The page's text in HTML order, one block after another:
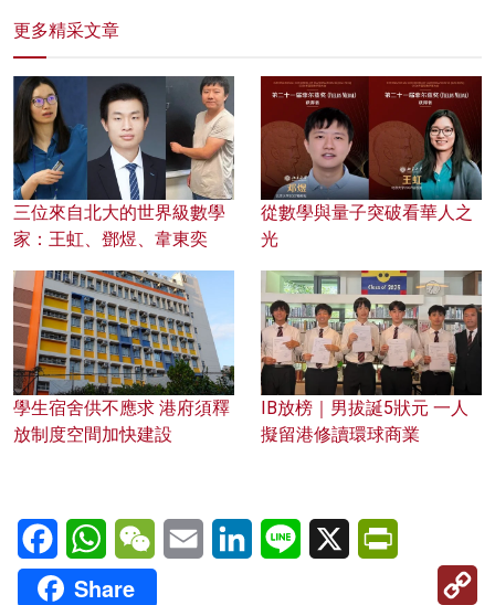
更多精采文章
三位來自北大的世界級數學
家：王虹、鄧煜、韋東奕
從數學與量子突破看華人之
光
學生宿舍供不應求 港府須釋
放制度空間加快建設
IB放榜｜男拔誕5狀元 一人
擬留港修讀環球商業
FacebookWhatsAppWeChatEmail LinkedInLine X
Share